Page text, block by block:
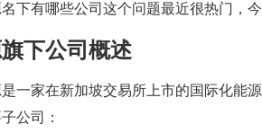
下有哪些公司这个问题最近很热门，
下公司概述
一家在新加坡交易所上市的国际化能
公司：